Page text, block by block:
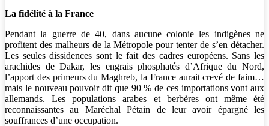
La fidélité à la France
Pendant la guerre de 40, dans aucune colonie les indigènes ne
profitent des malheurs de la Métropole pour tenter de s’en détacher.
Les seules dissidences sont le fait des cadres européens. Sans les
arachides de Dakar, les engrais phosphatés d’Afrique du Nord,
l’apport des primeurs du Maghreb, la France aurait crevé de faim…
mais le nouveau pouvoir dit que 90 % de ces importations vont aux
allemands. Les populations arabes et berbères ont même été
reconnaissantes au Maréchal Pétain de leur avoir épargné les
souffrances d’une occupation.